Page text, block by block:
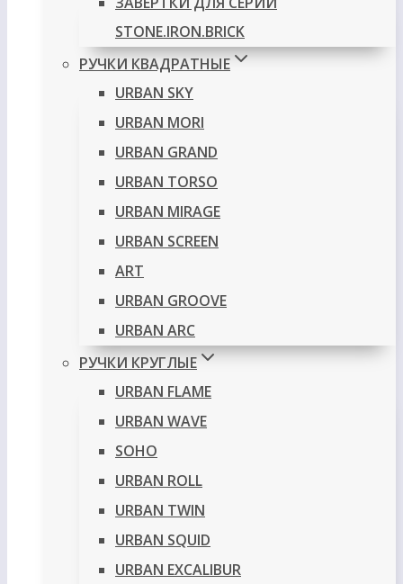
STONE.IRON.BRICK
РУЧКИ КВАДРАТНЫЕ
URBAN SKY
URBAN MORI
URBAN GRAND
URBAN TORSO
URBAN MIRAGE
URBAN SCREEN
ART
URBAN GROOVE
URBAN ARC
РУЧКИ КРУГЛЫЕ
URBAN FLAME
URBAN WAVE
SOHO
URBAN ROLL
URBAN TWIN
URBAN SQUID
URBAN EXCALIBUR